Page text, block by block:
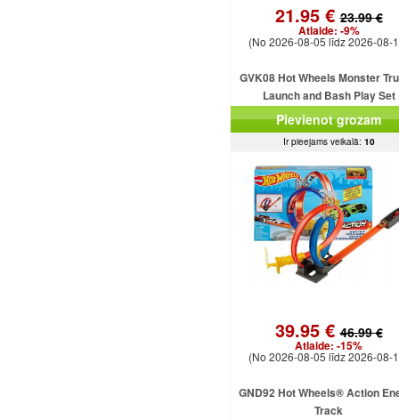
21.95 €23.99 €
Atlaide: -9%
(No 2026-08-05 līdz 2026-08-
GVK08 Hot Wheels Monster
Launch and Bash Play Set
Pievienot grozam
Ir pieejams veikalā: 10
39.95 €46.99 €
Atlaide: -15%
(No 2026-08-05 līdz 2026-08-
GND92 Hot Wheels® Action
Track